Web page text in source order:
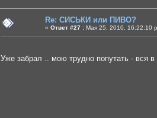
Re: СИСЬКИ или ПИВО?
« Ответ #27 : Мая 25, 2010, 16:22:10
Уже забрал .. мою трудно попутать - вся